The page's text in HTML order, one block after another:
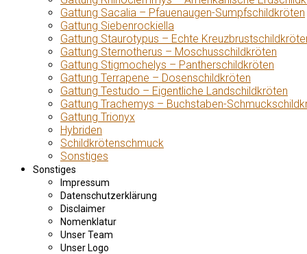
Gattung Sacalia – Pfauenaugen-Sumpfschildkröten
Gattung Siebenrockiella
Gattung Staurotypus – Echte
Gattung Sternotherus – Moschusschildkröten
Gattung Stigmochelys – Pantherschildkröten
Gattung Terrapene – Dosenschildkröten
Gattung Testudo – Eigentliche Landschildkröten
Gattung Trachemys – Buchstaben-
Gattung Trionyx
Hybriden
Schildkrötenschmuck
Sonstiges
Sonstiges
Impressum
Datenschutzerklärung
Disclaimer
Nomenklatur
Unser Team
Unser Logo